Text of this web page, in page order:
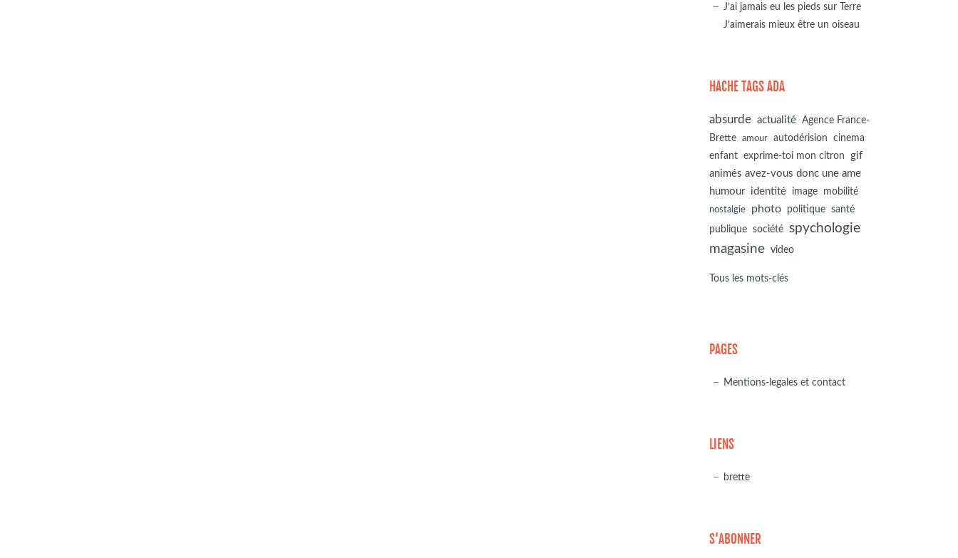
J’ai jamais eu les pieds sur Terre
J’aimerais mieux être un oiseau
HACHE TAGS ADA
absurde actualité Agence France-
Brette
amour autodérision
cinema
enfant exprime-toi mon citron
gif
animés avez-vous donc une ame
humour identité image mobilité
nostalgie photo politique santé
publique société spychologie
magasine video
Tous les mots-clés
PAGES
Mentions-legales et contact
LIENS
brette
S'ABONNER